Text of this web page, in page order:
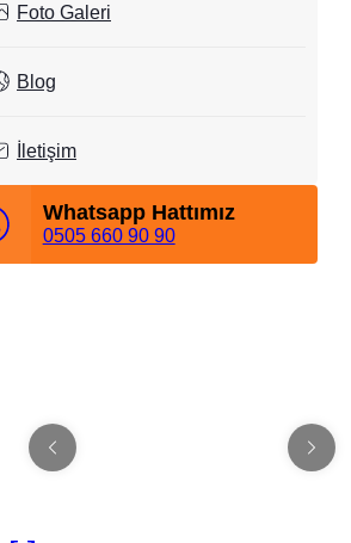
Foto Galeri
Blog
İletişim
Whatsapp Hattımız
0505 660 90 90